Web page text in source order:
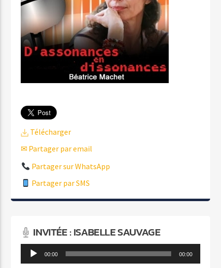
Télécharger
✉ Partager par email
Partager sur WhatsApp
Partager par SMS
INVITÉE : ISABELLE SAUVAGE
Lecteur
audio
00:00 00:00